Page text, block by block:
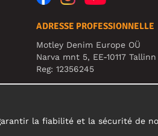
ADRESSE PROFESSIONNELLE
Motley Denim Europe OÜ
Narva mnt 5, EE-10117 Tallinn
Reg: 12356245
ATTENTION ! N'envoyez
la fiabilité et la sécurité de